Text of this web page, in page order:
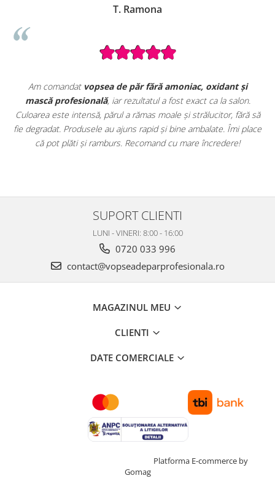
păr fără amoniac, oxidant și
rezultatul a fost exact ca la salon.
a rămas moale și strălucitor, fără să
rapid și bine ambalate. Îmi place
Recomand cu mare încredere!
Seturile promoționale de pe
extrem de avantajoase. Am
vopsele profesionale cu
uz profesional. Calitate foarte
clar că sunt produse
SUPORT CLIENTI
LUNI - VINERI: 8:00 - 16:00
0720 033 996
contact@vopseadeparprofesionala.ro
MAGAZINUL MEU
CLIENTI
DATE COMERCIALE
Platforma E-commerce by
Gomag